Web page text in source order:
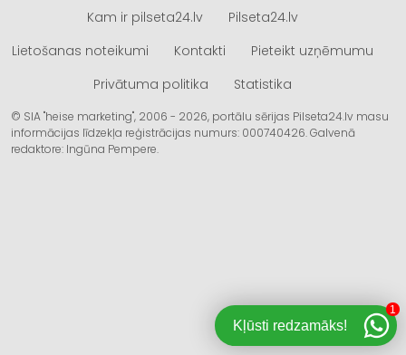
Kam ir pilseta24.lv
Pilseta24.lv
Lietošanas noteikumi
Kontakti
Pieteikt uzņēmumu
Privātuma politika
Statistika
© SIA "heise marketing", 2006 - 2026, portālu sērijas Pilseta24.lv masu
informācijas līdzekļa reģistrācijas numurs: 000740426. Galvenā
redaktore: Ingūna Pempere.
Kļūsti redzamāks!
1